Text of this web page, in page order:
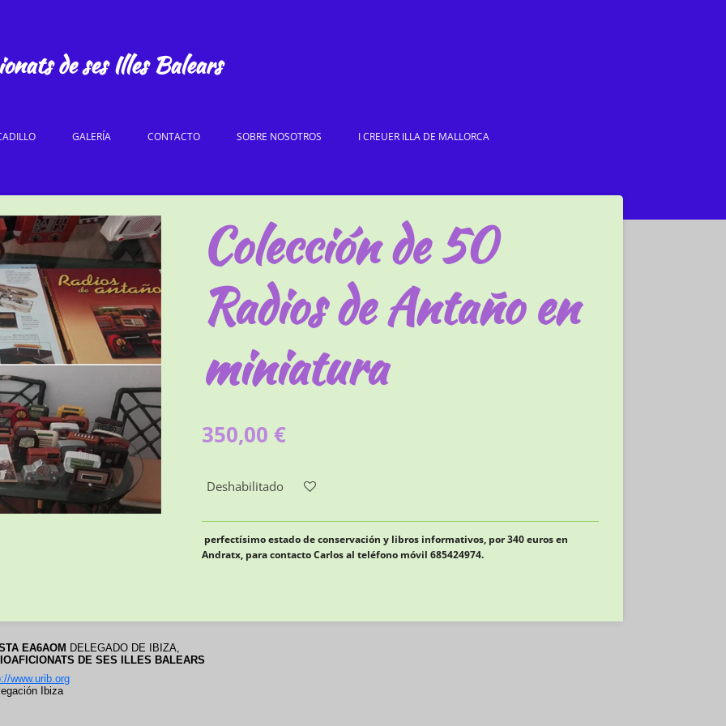
de ses Illes Balears
GALERÍA CONTACTO SOBRE NOSOTROS I CREUER ILLA DE MALLORCA
Colección de 50
Radios de Antaño en
miniatura
350,00 €
Deshabilitado
perfectísimo estado de conservación y libros informativos, por 340 euros en
Andratx, para contacto Carlos al teléfono móvil 685424974.
EA6AOM DELEGADO DE IBIZA
DE SES ILLES BALEARS
www.urib.org
Ibiza